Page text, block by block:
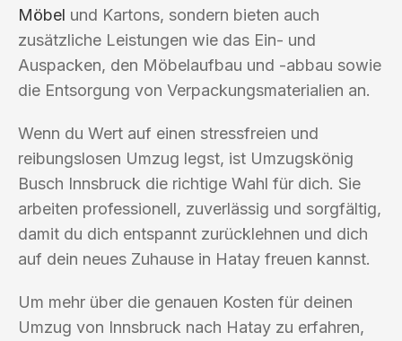
Möbel und Kartons, sondern bieten auch
zusätzliche Leistungen wie das Ein- und
Auspacken, den Möbelaufbau und -abbau sowie
die Entsorgung von Verpackungsmaterialien an.
Wenn du Wert auf einen stressfreien und
reibungslosen Umzug legst, ist Umzugskönig
Busch Innsbruck die richtige Wahl für dich. Sie
arbeiten professionell, zuverlässig und sorgfältig,
damit du dich entspannt zurücklehnen und dich
auf dein neues Zuhause in Hatay freuen kannst.
Um mehr über die genauen Kosten für deinen
Umzug von Innsbruck nach Hatay zu erfahren,